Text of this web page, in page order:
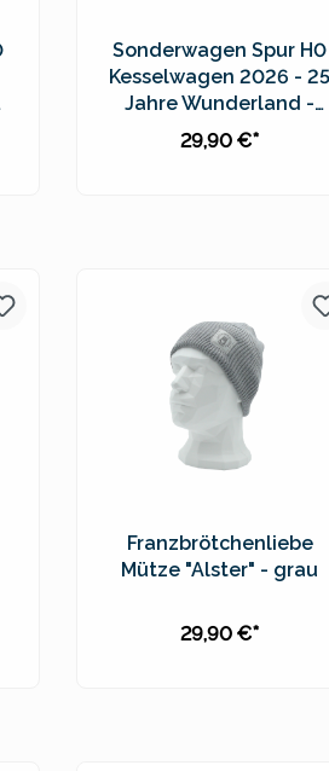
Sonderwagen Spur H0
Kesselwagen 2026 - 25
Jahre Wunderland -
94576
29,90 €*
Franzbrötchenliebe
Mütze "Alster" - grau
29,90 €*